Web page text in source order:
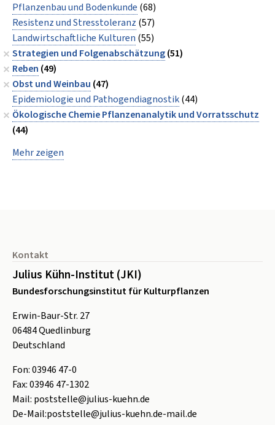
Pflanzenbau und Bodenkunde (68)
Resistenz und Stresstoleranz (57)
Landwirtschaftliche Kulturen (55)
Strategien und Folgenabschätzung(51)
Reben (49)
Obst und Weinbau (47)
Epidemiologie und Pathogendiagnostik(44)
Ökologische Chemie Pflanzenanalytik und Vorratsschutz
(44)
Mehr zeigen
Kontakt
Julius Kühn-Institut (JKI)
Bundesforschungsinstitut für Kulturpflanzen
Erwin-Baur-Str. 27
06484Quedlinburg
Deutschland
Fon:03946 47-0
Fax:03946 47-1302
Mail: poststelle@julius-kuehn.de
De-Mail:poststelle@julius-kuehn.de-mail.de